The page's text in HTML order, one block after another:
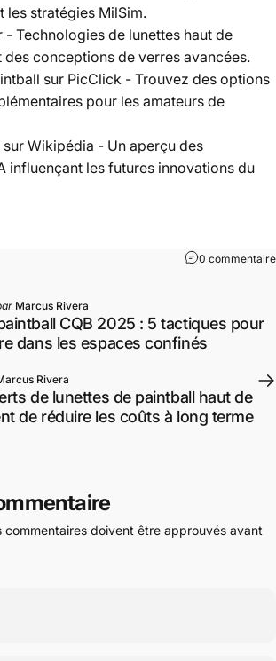
les stratégies MilSim.
- Technologies de lunettes haut de
des conceptions de verres avancées.
sur PicClick - Trouvez des options
pour les amateurs de
sur Wikipédia - Un aperçu des
influençant les futures innovations du
0 commentaire
Marcus Rivera
CQB 2025 : 5 tactiques pour
dans les espaces confinés
Rivera
de lunettes de paintball haut de
de réduire les coûts à long terme
commentaires doivent être approuvés avant